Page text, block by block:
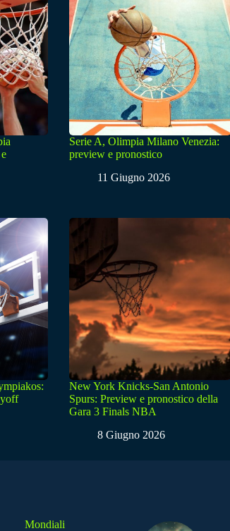
Serie A, Olimpia Milano Venezia:
preview e pronostico
11 Giugno 2026
New York Knicks-San Antonio
Spurs: Preview e pronostico della
Gara 3 Finals NBA
8 Giugno 2026
Mondiali